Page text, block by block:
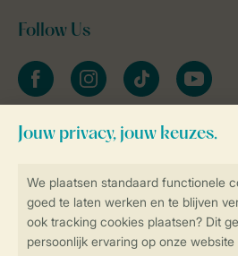
Veilig en snel online boeken
Follow Us
facebookinstagramtiktok youtube
Blijf op de hoogte